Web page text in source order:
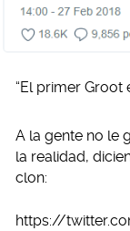
“El primer Groot
A la gente no le
la realidad,
clon:
https://